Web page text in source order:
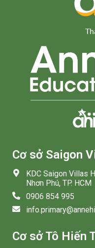
Cơ sở Saigon
KDC Saigon Villas
Nhơn Phú, TP. HCM
0906 854 995
Cơ sở Tô Hiến